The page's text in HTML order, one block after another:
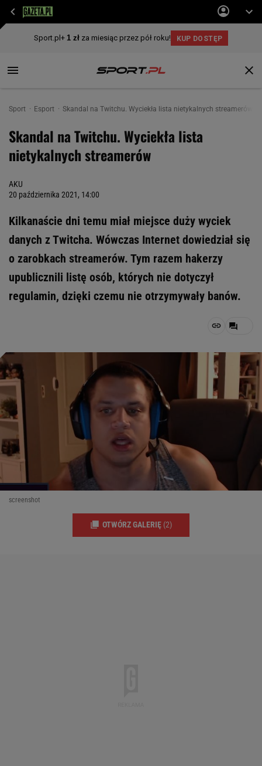
Sport Esport Skandal na Twitchu. Wyciekła lista nietykalnych streamerów
Skandal na Twitchu. Wyciekła lista
nietykalnych streamerów
AKU
20 października 2021, 14:00
Kilkanaście dni temu miał miejsce duży wyciek
danych z Twitcha. Wówczas Internet dowiedział się
o zarobkach streamerów. Tym razem hakerzy
upublicznili listę osób, których nie dotyczył
regulamin, dzięki czemu nie otrzymywały banów.
screenshot
OTWÓRZ GALERIĘ (2)